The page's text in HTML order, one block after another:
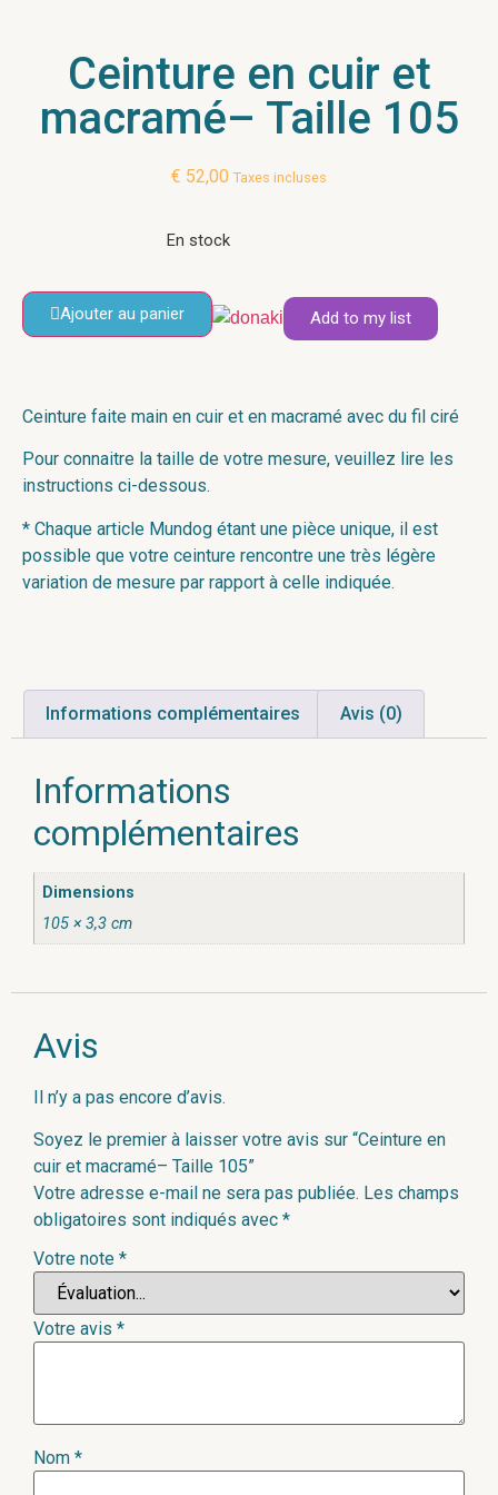
Ceinture en cuir et
macramé– Taille 105
€ 52,00 Taxes incluses
En stock
Ajouter au panier Add to my list
Ceinture faite main en cuir et en macramé avec du fil ciré
Pour connaitre la taille de votre mesure, veuillez lire les
instructions ci-dessous.
* Chaque article Mundog étant une pièce unique, il est
possible que votre ceinture rencontre une très légère
variation de mesure par rapport à celle indiquée.
Informations complémentaires Avis (0)
Informations
complémentaires
Dimensions
105 × 3,3 cm
Avis
Il n’y a pas encore d’avis.
Soyez le premier à laisser votre avis sur “Ceinture en
cuir et macramé– Taille 105”
Votre adresse e-mail ne sera pas publiée. Les champs
obligatoires sont indiqués avec *
Votre note *
Votre avis *
Nom *